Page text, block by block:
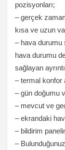
pozisyonları;
– gerçek
kısa ve uzun
– hava durumu
hava durumu
sağlayan
– termal konfor
– gün doğumu
– mevcut ve
– ekrandaki
– bildirim
–